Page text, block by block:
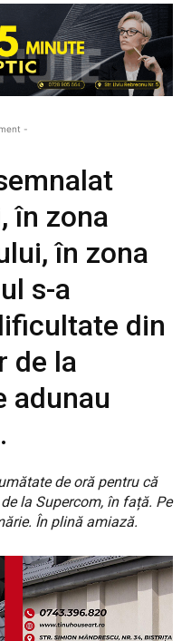
-
în zona
în zona
s-a
din
de la
adunau
de oră pentru că
la Supercom, în față. Pe
În plină amiază.